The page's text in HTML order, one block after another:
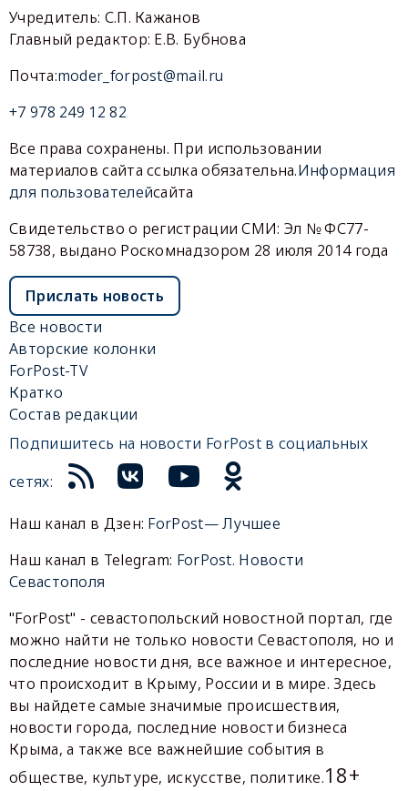
Учредитель: С.П. Кажанов
Главный редактор: Е.В. Бубнова
Почта:moder_forpost@mail.ru
+7 978 249 12 82
Все права сохранены. При использовании
материалов сайта ссылка обязательна.Информация
для пользователейсайта
Свидетельство о регистрации СМИ: Эл № ФС77-
58738, выдано Роскомнадзором 28 июля 2014 года
Прислать новость
Все новости
Авторские колонки
ForPost-TV
Кратко
Состав редакции
Подпишитесь на новости ForPost в социальных
сетях:
Наш канал в Дзен: ForPost— Лучшее
Наш канал в Telegram: ForPost. Новости
Севастополя
"ForPost" - севастопольский новостной портал, где
можно найти не только новости Севастополя, но и
последние новости дня, все важное и интересное,
что происходит в Крыму, России и в мире. Здесь
вы найдете самые значимые происшествия,
новости города, последние новости бизнеса
Крыма, а также все важнейшие события в
обществе, культуре, искусстве, политике.18+